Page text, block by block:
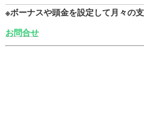
※ボーナスや頭金を設定して月々の
お問合せ